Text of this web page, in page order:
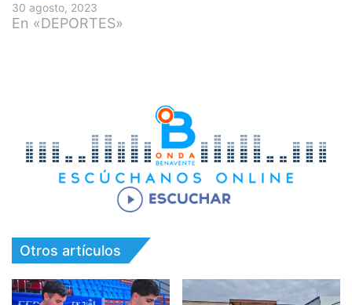
30 agosto, 2023
En «DEPORTES»
Otros artículos